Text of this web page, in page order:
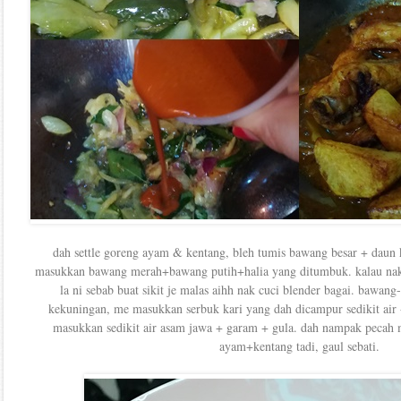
dah settle goreng ayam & kentang, bleh tumis bawang besar +
masukkan bawang merah+bawang putih+halia yang ditumbuk. kalau
la ni sebab buat sikit je malas aihh nak cuci blender bagai.
kekuningan, me masukkan serbuk kari yang dah dicampur sedikit
masukkan sedikit air asam jawa + garam + gula. dah nampak
ayam+kentang tadi, gaul sebati.